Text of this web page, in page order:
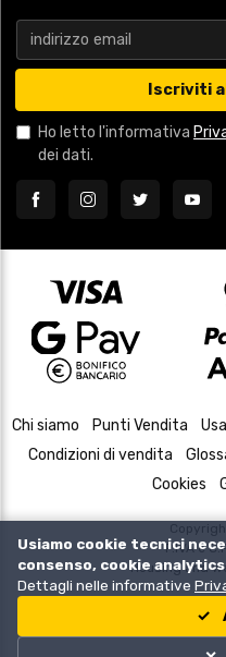
Iscriviti
Ho letto l'informativa
dei dati.
Chi siamo Punti Vendita
Condizioni di vendita
Cookies
P.IVA e
Housing and
Usiamo cookie tecnici
consenso, cookie
Dettagli nelle informative